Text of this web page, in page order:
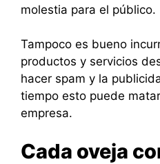
molestia para el público.
Tampoco es bueno
productos y servicios
hacer spam y la
tiempo esto puede
empresa.
Cada oveja